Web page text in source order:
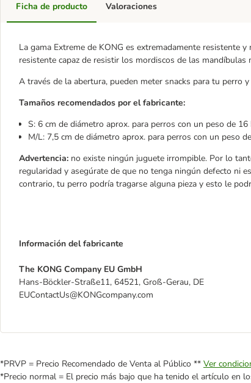
Ficha de producto
La gama Extreme de KONG es extremadamente resistente
resistente capaz de resistir los mordiscos de las mandíbulas
A través de la abertura, pueden meter snacks para tu perro
Tamaños recomendados por el fabricante:
S: 6 cm de diámetro aprox. para perros con un peso de 16
M/L: 7,5 cm de diámetro aprox. para perros con un peso
Advertencia: no existe ningún juguete irrompible. Por lo
regularidad y asegúrate de que no tenga ningún defecto ni
contrario, tu perro podría tragarse alguna pieza y esto le
Información del fabricante
The KONG Company EU GmbH
Hans-Böckler-Straße11, 64521, Groß-Gerau, DE
EUContactUs@KONGcompany.com
Valoraciones
*PRVP = Precio Recomendado de Venta al Público ** Ver
*Precio normal = El precio más bajo que ha tenido el artículo en